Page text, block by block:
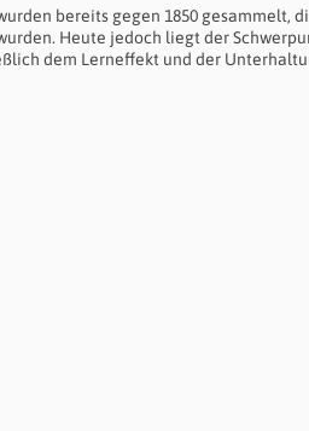
bereits gegen 1850 gesammelt,
Heute jedoch liegt der
dem Lerneffekt und der